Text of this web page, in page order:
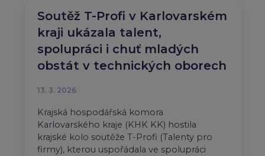
Soutěž T-Profi v Karlovarském
kraji ukázala talent,
spolupráci i chuť mladých
obstát v technických oborech
13. 3. 2026
Krajská hospodářská komora
Karlovarského kraje (KHK KK) hostila
krajské kolo soutěže T-Profi (Talenty pro
firmy), kterou uspořádala ve spolupráci